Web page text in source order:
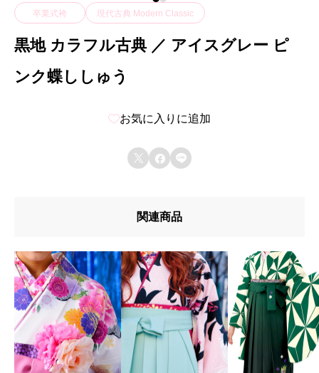
卒業式袴 現代古典 Modern Classic
黒地 カラフル古典 ／ アイスグレー ピ
ンク蝶ししゅう
お気に入りに追加
  
関連商品